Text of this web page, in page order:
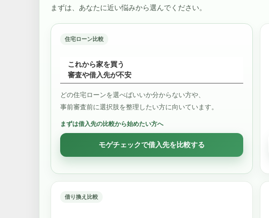
まずは、あなたに近い悩みから選んでください。
住宅ローン比較
これから家を買う
審査や借入先が不安
どの住宅ローンを選べばいいか分からない方や、
事前審査前に選択肢を整理したい方に向いています。
まずは借入先の比較から始めたい方へ
モゲチェックで借入先を比較する
借り換え比較